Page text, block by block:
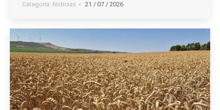
Categoria: Noticias 21 / 07 / 2026